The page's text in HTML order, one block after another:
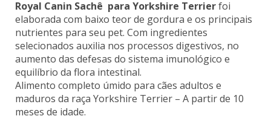
Royal Canin Sachê para Yorkshire Terrierfoi
elaborada com baixo teor de gordura e os principais
nutrientes para seu pet. Com ingredientes
selecionados auxilia nos processos digestivos, no
aumento das defesas do sistema imunológico e
equilíbrio da flora intestinal.
Alimento completo úmido para cães adultos e
maduros da raça Yorkshire Terrier – A partir de 10
meses de idade.